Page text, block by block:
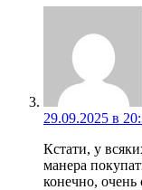
29.09.2025 в
Кстати, у
манера
конечно, очень